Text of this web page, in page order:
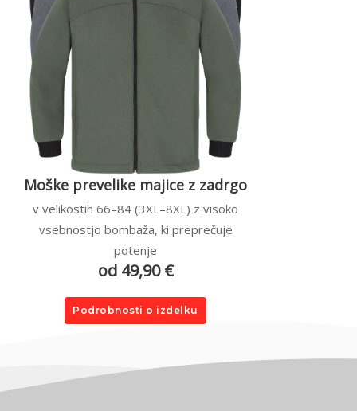
Moške prevelike majice z zadrgo
v velikostih 66–84 (3XL–8XL) z visoko
vsebnostjo bombaža, ki preprečuje
potenje
od 49,90 €
Podrobnosti o izdelku